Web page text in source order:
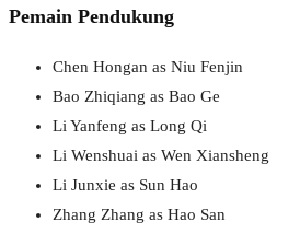
Pemain Pendukung
Chen Hongan as Niu Fenjin
Bao Zhiqiang as Bao Ge
Li Yanfeng as Long Qi
Li Wenshuai as Wen Xiansheng
Li Junxie as Sun Hao
Zhang Zhang as Hao San